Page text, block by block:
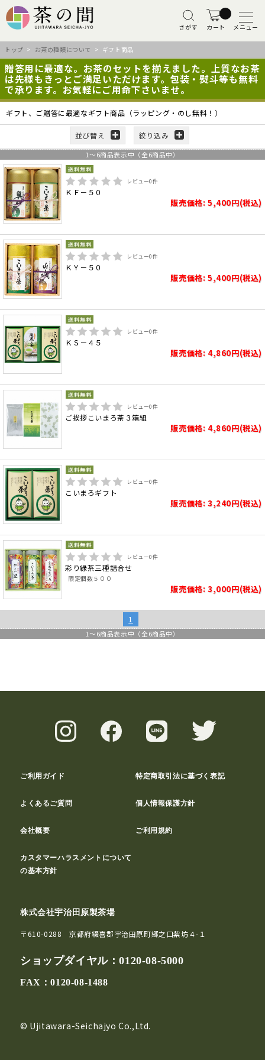
さがす カート メニュー
トップ > お茶の種類について > ギフト商品
贈答用に最適な。お茶のセットを揃えました。上質なお茶
は先様もきっとご満足いただけます。包装・熨斗等も無料
で承ります。お気軽にご用命下さいませ。
ギフト、ご贈答に最適なギフト商品（ラッピング・のし無料！）
並び替え 絞り込み
1 ～6商品表示中（全6商品中）
レビュー0件
ＫＦ－５０
販売価格: 5,400円(税込)
レビュー0件
ＫＹ－５０
販売価格: 5,400円(税込)
レビュー0件
ＫＳ－４５
販売価格: 4,860円(税込)
レビュー0件
ご挨拶こいまろ茶３箱組
販売価格: 4,860円(税込)
レビュー0件
こいまろギフト
販売価格: 3,240円(税込)
レビュー0件
彩り緑茶三種詰合せ
限定個数５００
販売価格: 3,000円(税込)
1
1 ～6商品表示中（全6商品中）
ご利用ガイド 特定商取引法に基づく表記
よくあるご質問 個人情報保護方針
会社概要 ご利用規約
カスタマーハラスメントについて
の基本方針
株式会社宇治田原製茶場
〒610-0288 京都府綴喜郡宇治田原町郷之口紫坊４-１
ショップダイヤル：0120-08-5000
FAX：0120-08-1488
© Ujitawara-Seichajyo Co.,Ltd.